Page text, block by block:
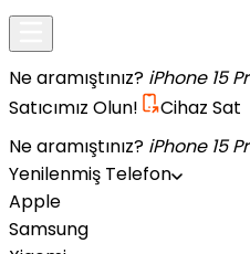
Ne aramıştınız? iPhone 15
Satıcımız Olun!
Cihaz Sat
Ne aramıştınız? iPhone 15
Yenilenmiş Telefon
Apple
Samsung